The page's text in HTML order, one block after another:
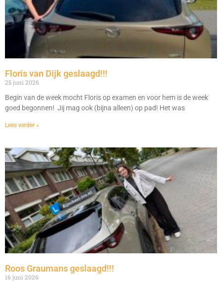
Floris van Dijk geslaagd!!!
25 juni 2026
Begin van de week mocht Floris op examen en voor hem is de week
goed begonnen! Jij mag ook (bijna alleen) op pad! Het was
Lees verder »
Roos Graumans geslaagd!!!
16 juni 2026